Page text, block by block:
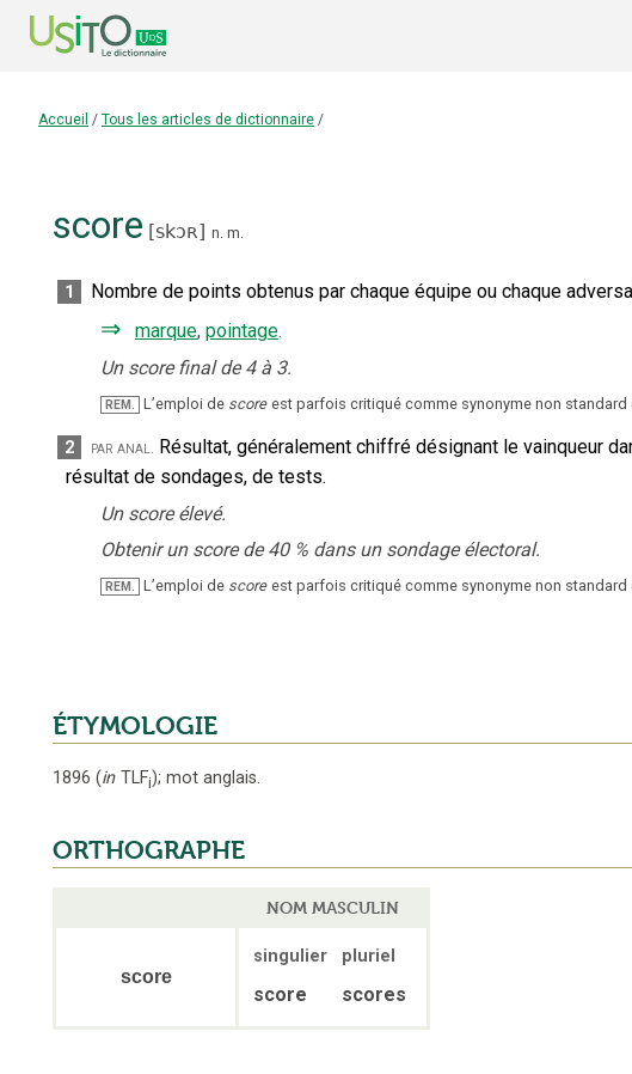
Accueil / Tous les articles de dictionnaire /
score [skɔʀ] n. m.
1 Nombre de points obtenus par chaque équipe ou chaque
⇒ marque, pointage.
Un score final de 4 à 3.
REM. L’emploi de score est parfois critiqué comme synonyme non standard
2 par anal. Résultat, généralement chiffré désignant le vainqueur
résultat de sondages, de tests.
Un score élevé.
Obtenir un score de 40 % dans un sondage électoral.
REM. L’emploi de score est parfois critiqué comme synonyme non standard
ÉTYMOLOGIE
1896 (in TLFi); mot anglais.
ORTHOGRAPHE
NOM MASCULIN
score
singulier pluriel
score scores